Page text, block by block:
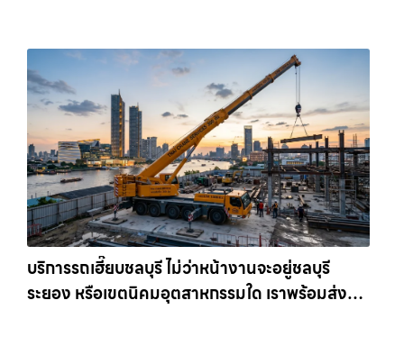
บริการรถเฮี๊ยบชลบุรี ไม่ว่าหน้างานจะอยู่ชลบุรี
ระยอง หรือเขตนิคมอุตสาหกรรมใด เราพร้อมส่งรถ